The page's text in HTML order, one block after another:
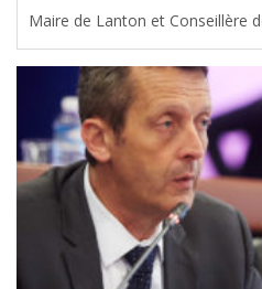
Maire de Lanton et Conseillère
d’Andernos-Les-Bains, qui
un projet de territoire innovant
autonomie et [ … ]